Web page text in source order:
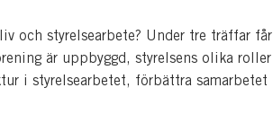
och styrelsearbete? Under tre träffar får
är uppbyggd, styrelsens olika roller
i styrelsearbetet, förbättra samarbetet